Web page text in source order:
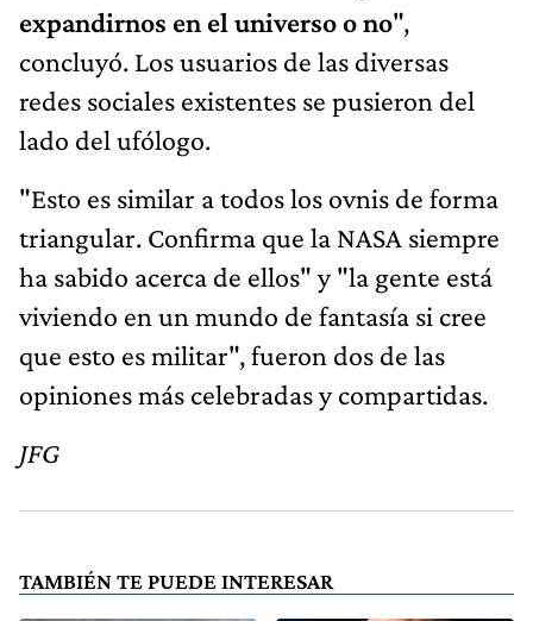
expandirnos en el universo o no",
concluyó. Los usuarios de las diversas
redes sociales existentes se pusieron del
lado del ufólogo.
"Esto es similar a todos los ovnis de forma
triangular. Confirma que la NASA siempre
ha sabido acerca de ellos" y "la gente está
viviendo en un mundo de fantasía si cree
que esto es militar", fueron dos de las
opiniones más celebradas y compartidas.
JFG
TAMBIÉN TE PUEDE INTERESAR